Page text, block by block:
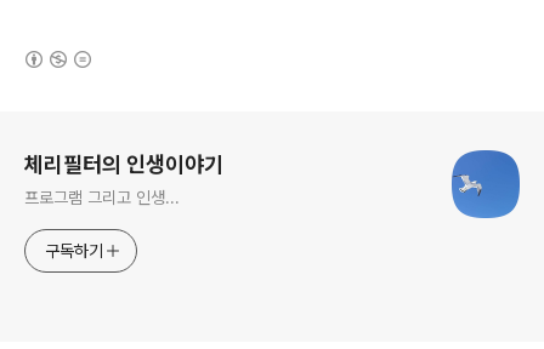
체리필터의 인생이야기
프로그램 그리고 인생...
구독하기